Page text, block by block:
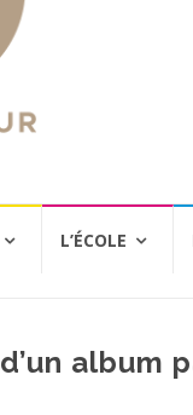
L’ÉCOLE
album